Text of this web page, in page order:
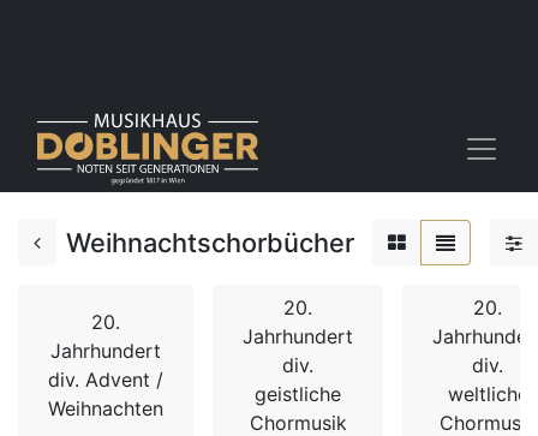
Weihnachtschorbücher
20.
Jahrhundert
div. Advent /
Weihnachten
20.
Jahrhundert
div.
geistliche
Chormusik
20.
div.
weltliche
Chormusik